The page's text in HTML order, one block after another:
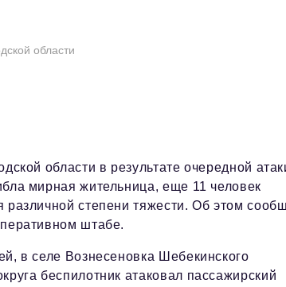
области
области в результате очередной
мирная жительница, еще 11 человек
различной степени тяжести. Об этом
штабе.
в селе Вознесеновка Шебекинского
беспилотник атаковал пассажирский